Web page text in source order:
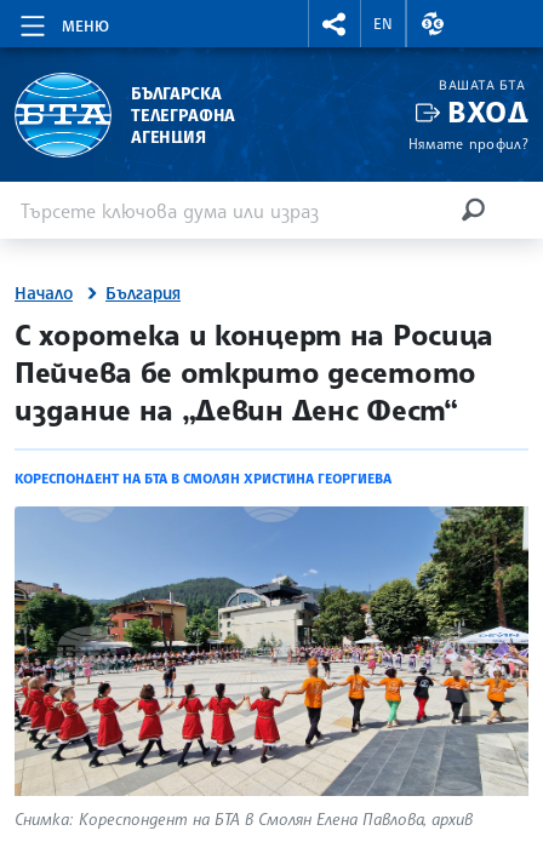
МЕНЮ
RIGHTMENU.SOCIAL
EN
ВАЛУТНИ
БЪЛГАРСКА
ТЕЛЕГРАФНА
АГЕНЦИЯ
ВАШАТА БТА
ВХОД
Нямате профил?
Начало България
site.bta
С хоротека и концерт на Росица
Пейчева бе открито десетото
издание на „Девин Денс Фест“
КОРЕСПОНДЕНТ НА БТА В СМОЛЯН ХРИСТИНА ГЕОРГИЕВА
Снимка: Кореспондент на БТА в Смолян Елена Павлова, архив